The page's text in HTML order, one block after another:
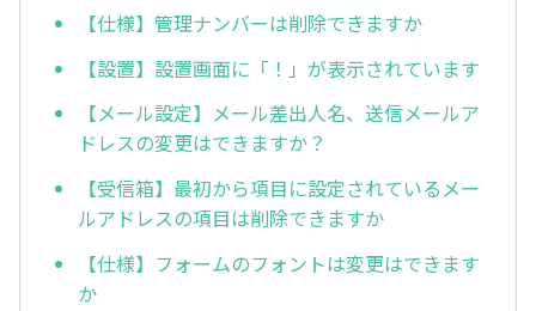
【仕様】管理ナンバーは削除できますか
【設置】設置画面に「！」が表示されています
【メール設定】メール差出人名、送信メールア
ドレスの変更はできますか？
【受信箱】最初から項目に設定されているメー
ルアドレスの項目は削除できますか
【仕様】フォームのフォントは変更はできます
か